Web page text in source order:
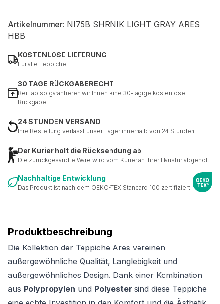
Produktbeschreibung
Die Kollektion der Teppiche Ares vereinen
außergewöhnliche Qualität, Langlebigkeit und
außergewöhnliches Design. Dank einer Kombination
aus Polypropylen und Polyester sind diese Teppiche
Artikelnummer: NI75B SHRNIK LIGHT GRAY ARES
HBB
KOSTENLOSE LIEFERUNG
Für alle Teppiche
30 TAGE RÜCKGABERECHT
Bei Tapiso garantieren wir Ihnen eine 30-tägige kostenlose
Rückgabe
24 STUNDEN VERSAND
Ihre Bestellung verlässt unser Lager innerhalb von 24 Stunden
Der Kurier holt die Rücksendung ab
Die zurückgesandte Ware wird vom Kurier an Ihrer Haustür abgeholt
Nachhaltige Entwicklung
Das Produkt ist nach dem OEKO-TEX Standard 100 zertifiziert